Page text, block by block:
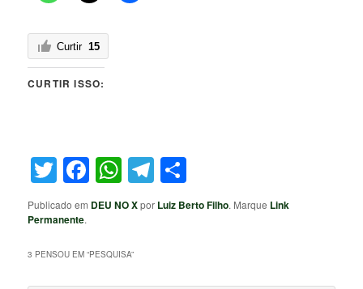
Curtir 15
CURTIR ISSO:
Twitter
Facebook
WhatsApp
Telegram
Publicado em DEU NO Xpor Luiz Berto Filho. Marque Link
Permanente.
3 PENSOU EM “PESQUISA”